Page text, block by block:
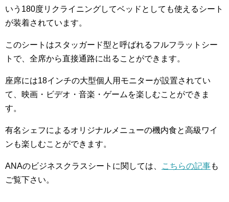
いう180度リクライニングしてベッドとしても使えるシート
が装着されています。
このシートはスタッガード型と呼ばれるフルフラットシー
トで、全席から直接通路に出ることができます。
座席には18インチの大型個人用モニターが設置されてい
て、映画・ビデオ・音楽・ゲームを楽しむことができま
す。
有名シェフによるオリジナルメニューの機内食と高級ワイ
ンも楽しむことができます。
ANAのビジネスクラスシートに関しては、 こちらの記事も
ご覧下さい。